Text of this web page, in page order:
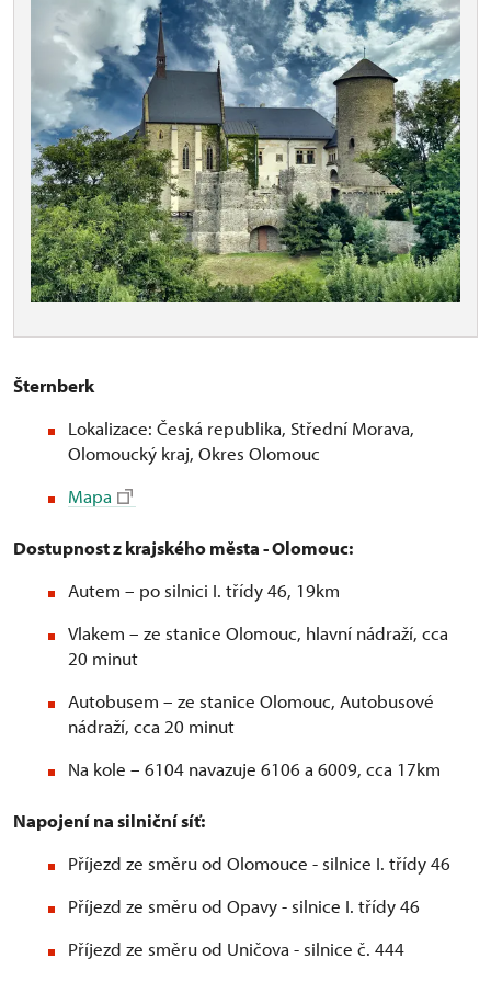
Šternberk
Lokalizace: Česká republika, Střední Morava,
Olomoucký kraj, Okres Olomouc
Mapa
Dostupnost z krajského města - Olomouc:
Autem – po silnici I. třídy 46, 19km
Vlakem – ze stanice Olomouc, hlavní nádraží, cca
20 minut
Autobusem – ze stanice Olomouc, Autobusové
nádraží, cca 20 minut
Na kole – 6104 navazuje 6106 a 6009, cca 17km
Napojení na silniční síť:
Příjezd ze směru od Olomouce - silnice I. třídy 46
Příjezd ze směru od Opavy - silnice I. třídy 46
Příjezd ze směru od Uničova - silnice č. 444